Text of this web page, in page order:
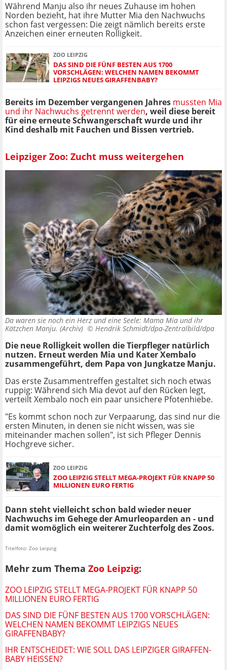
Während Manju also ihr neues Zuhause im hohen
Norden bezieht, hat ihre Mutter Mia den Nachwuchs
schon fast vergessen: Die zeigt nämlich bereits erste
Anzeichen einer erneuten Rolligkeit.
ZOO LEIPZIG
DAS SIND DIE FÜNF BESTEN AUS 1700
VORSCHLÄGEN: WELCHEN NAMEN BEKOMMT
LEIPZIGS NEUES GIRAFFENBABY?
Bereits im Dezember vergangenen Jahres mussten Mia
und ihr Nachwuchs getrennt werden, weil diese bereit
für eine erneute Schwangerschaft wurde und ihr
Kind deshalb mit Fauchen und Bissen vertrieb.
Leipziger Zoo: Zucht muss weitergehen
Da waren sie noch ein Herz und eine Seele: Mama Mia und ihr
Kätzchen Manju. (Archiv) © Hendrik Schmidt/dpa-Zentralbild/dpa
Die neue Rolligkeit wollen die Tierpfleger natürlich
nutzen. Erneut werden Mia und Kater Xembalo
zusammengeführt, dem Papa von Jungkatze Manju.
Das erste Zusammentreffen gestaltet sich noch etwas
ruppig: Während sich Mia devot auf den Rücken legt,
verteilt Xembalo noch ein paar unsichere Pfotenhiebe.
"Es kommt schon noch zur Verpaarung, das sind nur die
ersten Minuten, in denen sie nicht wissen, was sie
miteinander machen sollen", ist sich Pfleger Dennis
Hochgreve sicher.
ZOO LEIPZIG
ZOO LEIPZIG STELLT MEGA-PROJEKT FÜR KNAPP 50
MILLIONEN EURO FERTIG
Dann steht vielleicht schon bald wieder neuer
Nachwuchs im Gehege der Amurleoparden an - und
damit womöglich ein weiterer Zuchterfolg des Zoos.
Titelfoto: Zoo Leipzig
Mehr zum Thema Zoo Leipzig:
ZOO LEIPZIG STELLT MEGA-PROJEKT FÜR KNAPP 50
MILLIONEN EURO FERTIG
DAS SIND DIE FÜNF BESTEN AUS 1700 VORSCHLÄGEN:
WELCHEN NAMEN BEKOMMT LEIPZIGS NEUES
GIRAFFENBABY?
IHR ENTSCHEIDET: WIE SOLL DAS LEIPZIGER GIRAFFEN-
BABY HEISSEN?